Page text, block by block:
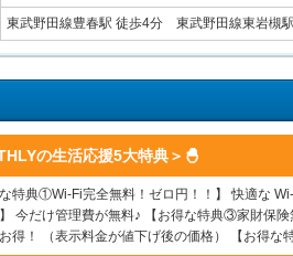
東武野田線豊春駅 徒歩4分 東武野田線東岩槻
の生活応援5大特典＞🐣
な特典①Wi-Fi完全無料！ゼロ円！！】 快適な
今だけ管理費が無料♪ 【お得な特典③家財保
得！ （表示料金が値下げ後の価格） 【お得